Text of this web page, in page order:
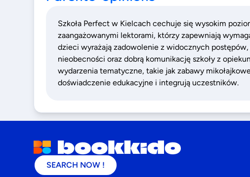
Szkoła Perfect w Kielcach cechuje się wysokim
zaangażowanymi lektorami, którzy zapewniają
dzieci wyrażają zadowolenie z widocznych
nieobecności oraz dobrą komunikację szkoły z
wydarzenia tematyczne, takie jak zabawy
doświadczenie edukacyjne i integrują uczestników.
SEARCH NOW !